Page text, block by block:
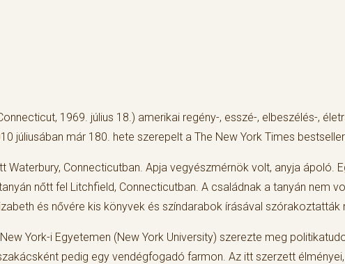
1969. július 18.) amerikai regény-, esszé-, elbeszélés-,
júliusában már 180. hete szerepelt a The New York Times
Waterbury, Connecticutban. Apja vegyészmérnök volt, anyja
nőtt fel Litchfield, Connecticutban. A családnak a tanyán nem
és nővére kis könyvek és színdarabok írásával szórakoztatták
York-i Egyetemen (New York University) szerezte meg
pedig egy vendégfogadó farmon. Az itt szerzett